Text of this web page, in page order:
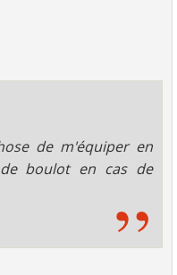
de m'équiper en
boulot en cas de